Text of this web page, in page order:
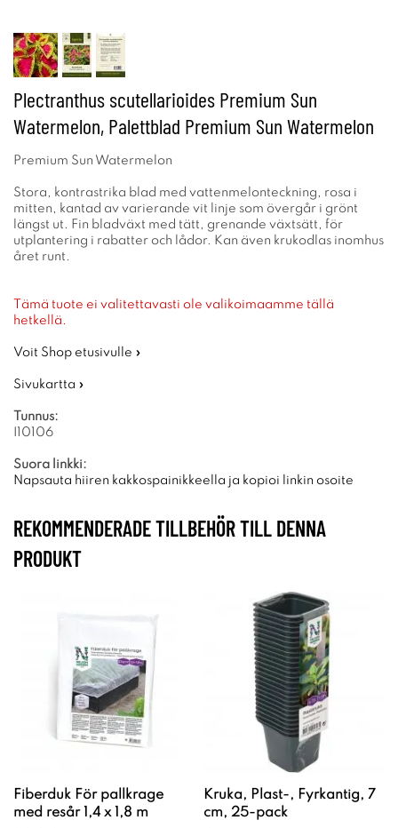
Plectranthus scutellarioides Premium Sun
Watermelon, Palettblad Premium Sun Watermelon
Premium Sun Watermelon
Stora, kontrastrika blad med vattenmelonteckning, rosa i
mitten, kantad av varierande vit linje som övergår i grönt
längst ut. Fin bladväxt med tätt, grenande växtsätt, för
utplantering i rabatter och lådor. Kan även krukodlas inomhus
året runt.
Tämä tuote ei valitettavasti ole valikoimaamme tällä
hetkellä.
Voit Shop etusivulle »
Sivukartta »
Tunnus:
I10106
Suora linkki:
Napsauta hiiren kakkospainikkeella ja kopioi linkin osoite
REKOMMENDERADE TILLBEHÖR TILL DENNA
PRODUKT
Fiberduk För pallkrage
med resår 1,4 x 1,8 m
Kruka, Plast-, Fyrkantig, 7
cm, 25-pack